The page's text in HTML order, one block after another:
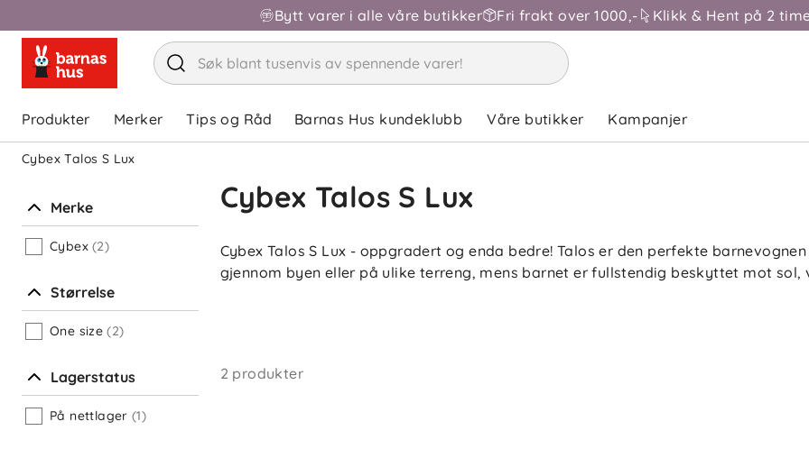
Bytt varer i alle våre butikker Fri frakt over 1000,- Klikk & Hent på 2
Produkter Merker Tips og Råd Barnas Hus kundeklubb Våre butikker Kampanjer
Cybex Talos S Lux
Merke
Cybex (2)
Størrelse
One size (2)
Lagerstatus
På nettlager (1)
Cybex Talos S Lux
Cybex Talos S Lux - oppgradert og enda bedre! Talos er den perfekte
gjennom byen eller på ulike terreng, mens barnet er fullstendig beskyttet mot sol,
2 produkter